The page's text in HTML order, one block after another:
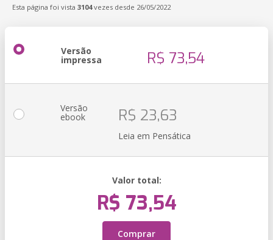
Esta página foi vista 3104vezes desde 26/05/2022
Versão
impressa R$ 73,54
Versão
ebook R$ 23,63
Leia em Pensática
Valor total:
R$ 73,54
Comprar